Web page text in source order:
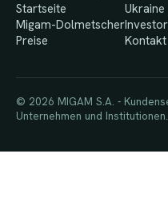
Startseite
Migam-Dolmetscher
Preise
Ukraine
Kontakt
© 2026 MIGAM S.A. -
Unternehmen und Institutionen.